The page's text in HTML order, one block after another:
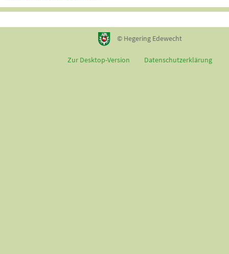
© Hegering Edewecht
Zur Desktop-Version Datenschutzerklärung